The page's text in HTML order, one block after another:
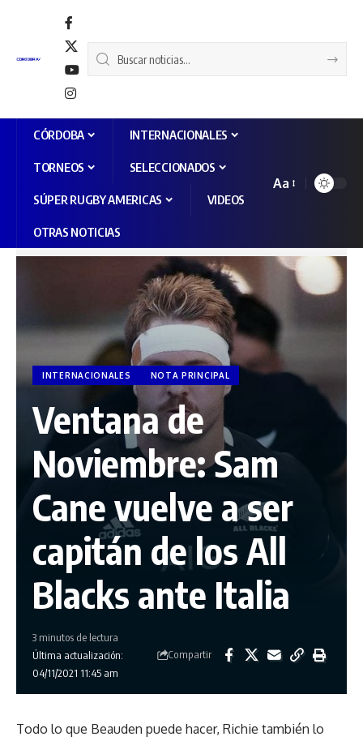
CÓRDOBA INTERNACIONALES
TORNEOS SELECCIONADOS
SÚPER RUGBY AMERICAS VIDEOS
OTRAS NOTICIAS
Aa
INTERNACIONALES NOTA PRINCIPAL
Ventana de
Noviembre: Sam
Cane vuelve a ser
capitán de los All
Blacks ante Italia
Última actualización:
04/11/2021 11:45 am
3 minutos de lectura
Compartir
Todo lo que Beauden puede hacer, Richie también lo